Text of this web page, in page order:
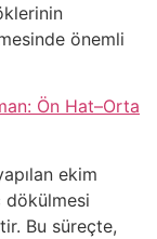
önemli
Ön Hat–Orta
ekim
dökülmesi
Bu süreçte,